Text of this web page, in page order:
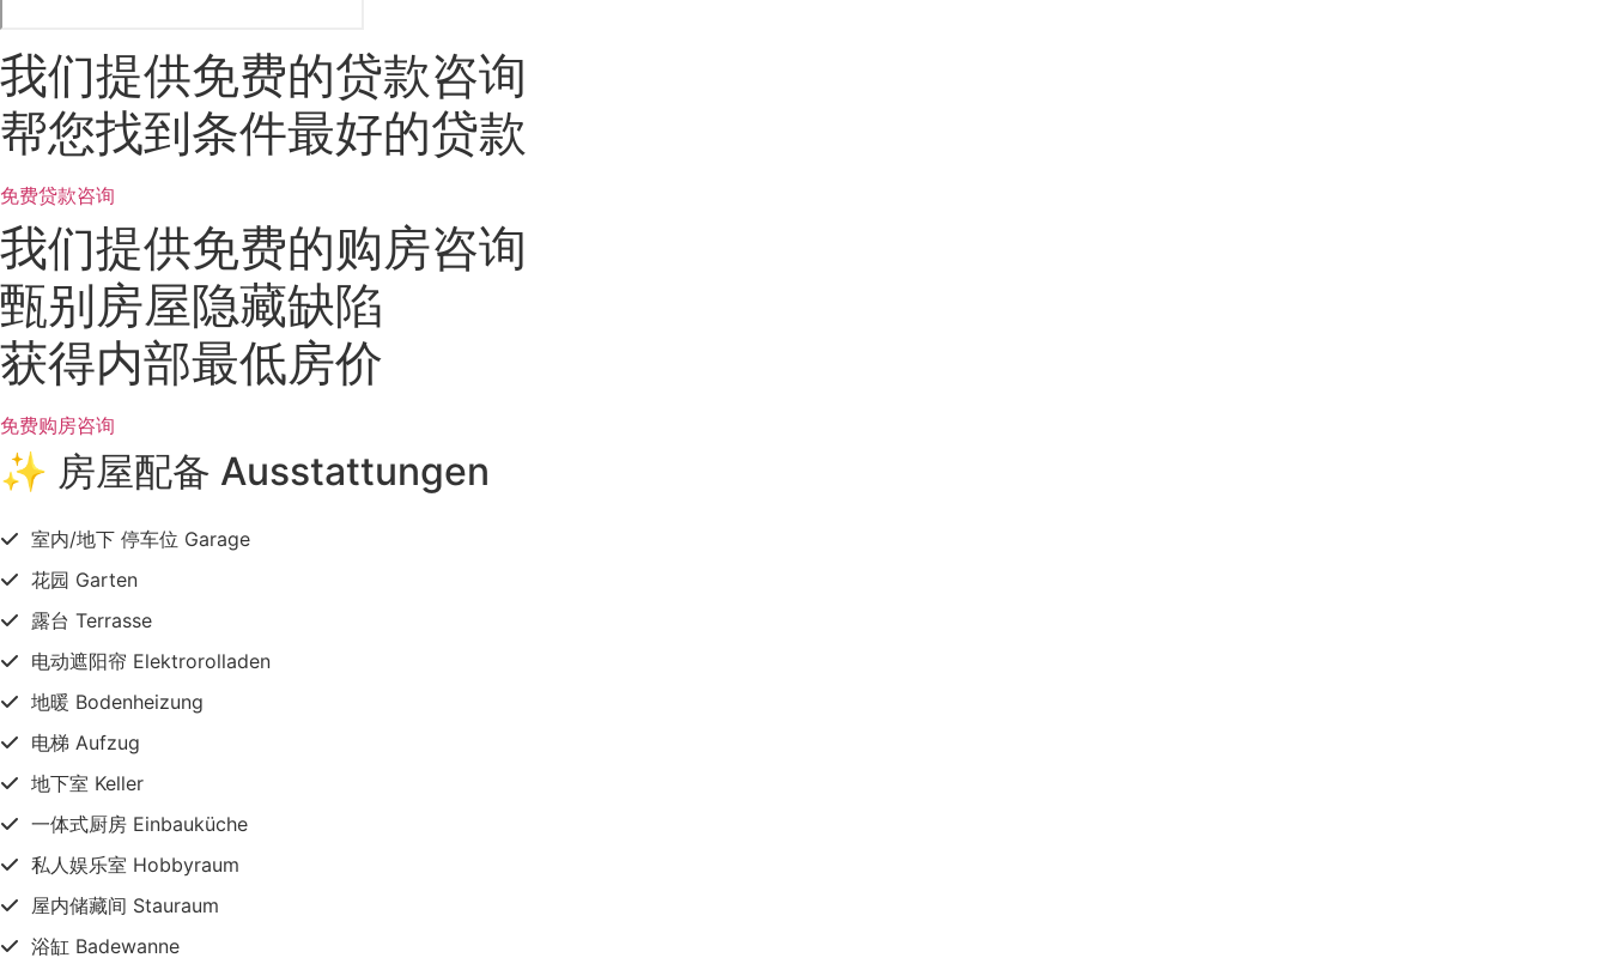
我们提供免费的贷款咨询
帮您找到条件最好的贷款
免费贷款咨询
我们提供免费的购房咨询
甄别房屋隐藏缺陷
获得内部最低房价
免费购房咨询
✨ 房屋配备 Ausstattungen
室内/地下 停车位 Garage
花园 Garten
露台 Terrasse
电动遮阳帘 Elektrorolladen
地暖 Bodenheizung
电梯 Aufzug
地下室 Keller
一体式厨房 Einbauküche
私人娱乐室 Hobbyraum
屋内储藏间 Stauraum
浴缸 Badewanne